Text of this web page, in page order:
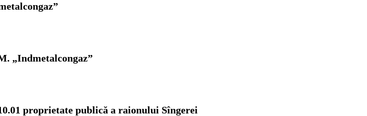
„Indmetalcongaz”
proprietate publică a raionului Sîngerei